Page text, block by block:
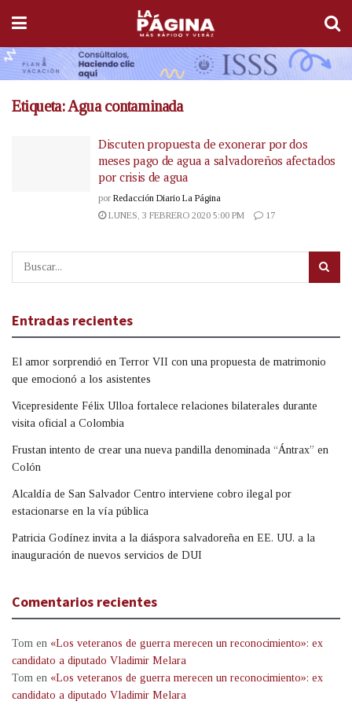
Etiqueta:Agua contaminada
Discuten propuesta de exonerar por dos
meses pago de agua a salvadoreños afectados
por crisis de agua
por Redacción Diario La Página
LUNES, 3 FEBRERO 2020 5:00 PM
17
Entradas recientes
El amor sorprendió en Terror VII con una propuesta de matrimonio
que emocionó a los asistentes
Vicepresidente Félix Ulloa fortalece relaciones bilaterales durante
visita oficial a Colombia
Frustan intento de crear una nueva pandilla denominada “Ántrax” en
Colón
Alcaldía de San Salvador Centro interviene cobro ilegal por
estacionarse en la vía pública
Patricia Godínez invita a la diáspora salvadoreña en EE. UU. a la
inauguración de nuevos servicios de DUI
Comentarios recientes
Tom en «Los veteranos de guerra merecen un reconocimiento»: ex
candidato a diputado Vladimir Melara
Tom en «Los veteranos de guerra merecen un reconocimiento»: ex
candidato a diputado Vladimir Melara